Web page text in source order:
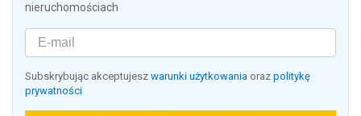
nieruchomościach
Subskrybując akceptujesz warunki użytkowania oraz politykę
prywatności